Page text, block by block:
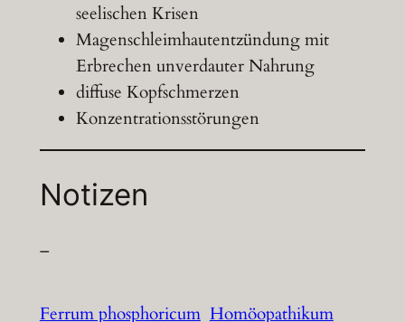
seelischen Krisen
Magenschleimhautentzündung mit
Erbrechen unverdauter Nahrung
diffuse Kopfschmerzen
Konzentrationsstörungen
Notizen
–
Ferrum phosphoricum Homöopathikum